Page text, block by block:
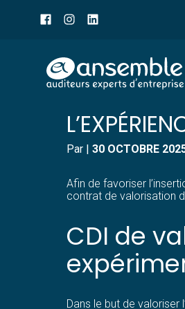
header
Aller
au
LOI
Par | 30 OCTOBRE
Afin de favoriser
contrat de valorisation
CDI de
Dans le but de